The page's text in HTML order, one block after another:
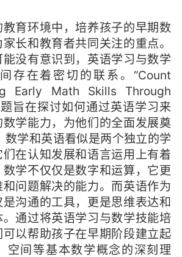
育环境中，培养孩子的早期数
长和教育者共同关注的重点。
没有意识到，英语学习与数学
存在着密切的联系。“Count
Early Math Skills Through
旨在探讨如何通过英语学习来
学能力，为他们的全面发展奠
数学和英语看似是两个独立的学
在认知发展和语言运用上有着
学不仅仅是数字和运算，它更
问题解决的能力。而英语作为
沟通的工具，更是思维表达和
通过将英语学习与数学技能培
以帮助孩子在早期阶段建立起
空间等基本数学概念的深刻理